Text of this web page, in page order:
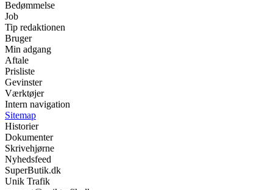
Bedømmelse
Job
Tip redaktionen
Bruger
Min adgang
Aftale
Prisliste
Gevinster
Værktøjer
Intern navigation
Sitemap
Historier
Dokumenter
Skrivehjørne
Nyhedsfeed
SuperButik.dk
Unik Trafik